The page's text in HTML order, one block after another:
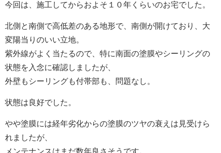
今回は、施工してからおよそ１０年くらいのお宅でした。
北側と南側で高低差のある地形で、南側が開けており、大
変陽当りのいい立地。
紫外線がよく当たるので、特に南面の塗膜やシーリングの
状態を入念に確認しましたが、
外壁もシーリングも付帯部も、問題なし。
状態は良好でした。
やや塗膜には経年劣化からの塗膜のツヤの衰えは見受けら
れましたが、